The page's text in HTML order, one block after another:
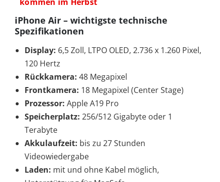
iPhone Air – wichtigste technische
Spezifikationen
Display: 6,5 Zoll, LTPO OLED, 2.736 x 1.260 Pixel,
120 Hertz
Rückkamera: 48 Megapixel
Frontkamera: 18 Megapixel (Center Stage)
Prozessor: Apple A19 Pro
Speicherplatz: 256/512 Gigabyte oder 1
Terabyte
Akkulaufzeit: bis zu 27 Stunden
Videowiedergabe
Laden: mit und ohne Kabel möglich,